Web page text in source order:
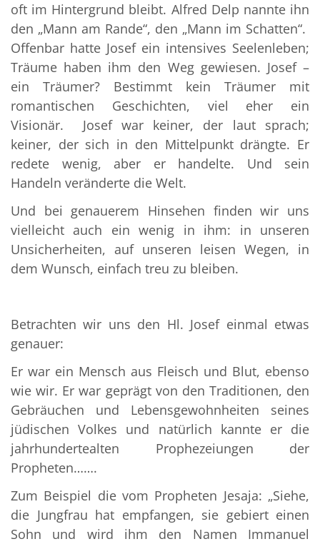
oft im Hintergrund bleibt. Alfred Delp nannte ihn
den „Mann am Rande“, den „Mann im Schatten“.
Offenbar hatte Josef ein intensives Seelenleben;
Träume haben ihm den Weg gewiesen. Josef –
ein Träumer? Bestimmt kein Träumer mit
romantischen Geschichten, viel eher ein
Visionär. Josef war keiner, der laut sprach;
keiner, der sich in den Mittelpunkt drängte. Er
redete wenig, aber er handelte. Und sein
Handeln veränderte die Welt.
Und bei genauerem Hinsehen finden wir uns
vielleicht auch ein wenig in ihm: in unseren
Unsicherheiten, auf unseren leisen Wegen, in
dem Wunsch, einfach treu zu bleiben.
Betrachten wir uns den Hl. Josef einmal etwas
genauer:
Er war ein Mensch aus Fleisch und Blut, ebenso
wie wir. Er war geprägt von den Traditionen, den
Gebräuchen und Lebensgewohnheiten seines
jüdischen Volkes und natürlich kannte er die
jahrhundertealten Prophezeiungen der
Propheten…….
Zum Beispiel die vom Propheten Jesaja: „Siehe,
die Jungfrau hat empfangen, sie gebiert einen
Sohn und wird ihm den Namen Immanuel